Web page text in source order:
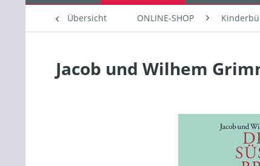
Übersicht ONLINE-SHOP
Jacob und Wilhem